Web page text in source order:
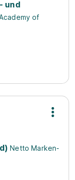
und
of
Netto Marken-